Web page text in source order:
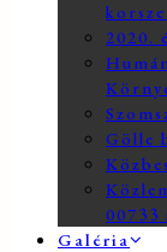
2020.
Gölle
00733
Galéria